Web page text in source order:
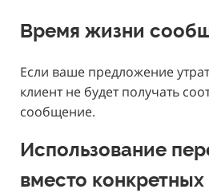
Время жизни
Если ваше предложение
клиент не будет получать
сообщение.
Использование
вместо конкретных